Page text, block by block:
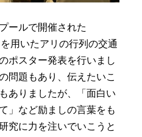
ールで開催された
用いたアリの行列の交通
ポスター発表を行いまし
問題もあり、伝えたいこ
ありましたが、「面白い
」など励ましの言葉をも
究に力を注いでいこうと